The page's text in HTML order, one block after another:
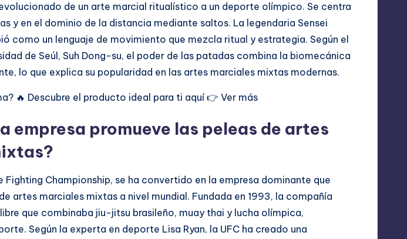
de un arte marcial ritualístico a un deporte olímpico. Se centra
y en el dominio de la distancia mediante saltos. La legendaria Sensei
como un lenguaje de movimiento que mezcla ritual y estrategia. Según el
de Seúl, Suh Dong-su, el poder de las patadas combina la biomecánica
lo que explica su popularidad en las artes marciales mixtas modernas.
🔥 Descubre el producto ideal para ti aquí 👉Ver más
empresa promueve las peleas de artes
Fighting Championship, se ha convertido en la empresa dominante que
artes marciales mixtas a nivel mundial. Fundada en 1993, la compañía
que combinaba jiu-jitsu brasileño, muay thai y lucha olímpica,
Según la experta en deporte Lisa Ryan, la UFC ha creado una